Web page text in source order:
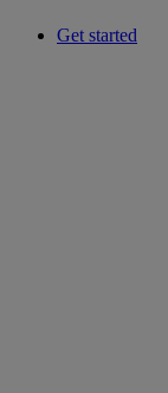
Get started